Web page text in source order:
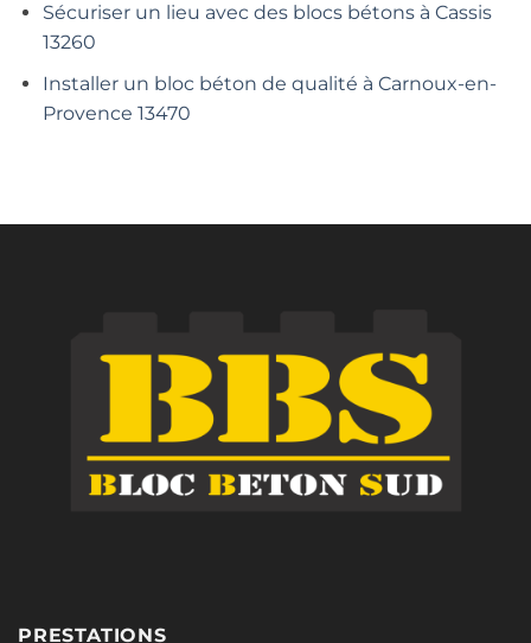
Sécuriser un lieu avec des blocs bétons à Cassis
13260
Installer un bloc béton de qualité à Carnoux-en-
Provence 13470
PRESTATIONS